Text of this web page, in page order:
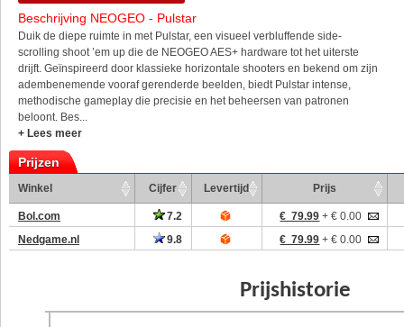
Beschrijving NEOGEO - Pulstar
Duik de diepe ruimte in met Pulstar, een visueel verbluffende side-
scrolling shoot ’em up die de NEOGEO AES+ hardware tot het uiterste
drijft. Geïnspireerd door klassieke horizontale shooters en bekend om zijn
adembenemende vooraf gerenderde beelden, biedt Pulstar intense,
methodische gameplay die precisie en het beheersen van patronen
beloont. Bes...
+ Lees meer
Prijzen
Winkel Cijfer Levertijd Prijs
Bol.com 7.2 € 79.99 + € 0.00
Nedgame.nl
9.8 € 79.99 + € 0.00